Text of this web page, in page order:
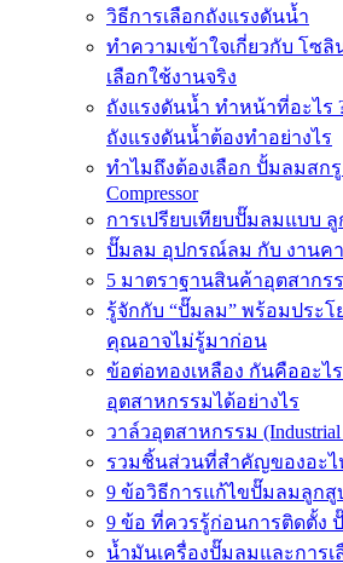
วิธีการเลือกถังแรงดันน้ำ
ทำความเข้าใจเกี่ยวกับ โซ
เลือกใช้งานจริง
ถังแรงดันน้ำ ทำหน้าที่อะไร
ถังแรงดันน้ำต้องทำอย่างไร
ทำไมถึงต้องเลือก ปั้มลมสกรู
Compressor
การเปรียบเทียบปั๊มลมแบบ
ปั๊มลม อุปกรณ์ลม กับ งานค
5 มาตราฐานสินค้าอุตสากร
รู้จักกับ “ปั๊มลม” พร้อมประ
คุณอาจไม่รู้มาก่อน
ข้อต่อทองเหลือง กันคืออะไ
อุตสาหกรรมได้อย่างไร
วาล์วอุตสาหกรรม (Industrial
รวมชิ้นส่วนที่สำคัญของอะ
9 ข้อวิธีการแก้ไขปั๊มลมลูกสู
9 ข้อ ที่ควรรู้ก่อนการติดตั้ง
น้ำมันเครื่องปั๊มลมและการเ